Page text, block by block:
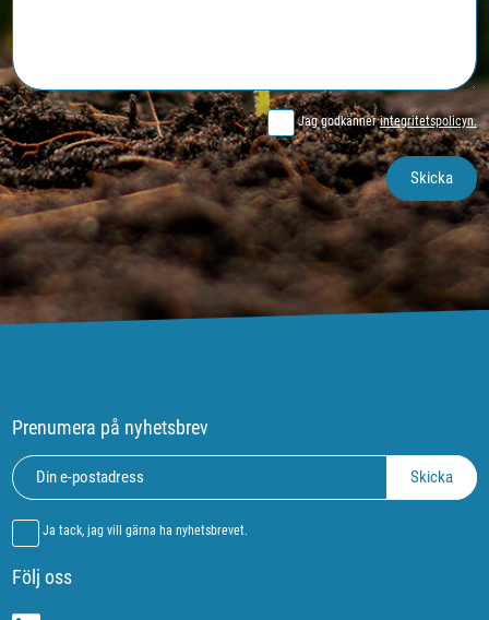
Jag godkännerintegritetspolicyn.
Prenumera på nyhetsbrev
Ja tack, jag vill gärna ha nyhetsbrevet.
Följ oss